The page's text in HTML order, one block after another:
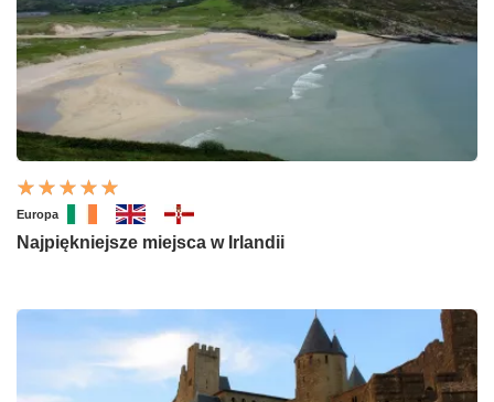
Europa
Najpiękniejsze miejsca w Irlandii